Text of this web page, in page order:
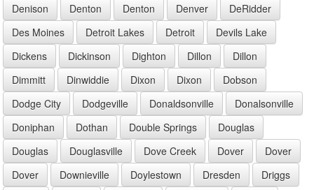
Denison
Denton Denton Denver
DeRidder
Des Moines
Detroit Lakes Detroit
Devils Lake
Dickens
Dickinson Dighton Dillon
Dillon
Dimmitt
Dinwiddie Dixon Dixon
Dobson
Dodge City
Dodgeville Donaldsonville
Donalsonville
Doniphan
Dothan Double Springs
Douglas
Douglas
Douglasville Dove Creek Dover
Dover
Dover
Downieville Doylestown Dresden
Driggs